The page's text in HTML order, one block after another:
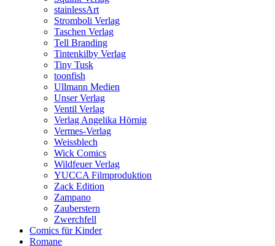
stainlessArt
Stromboli Verlag
Taschen Verlag
Tell Branding
Tintenkilby Verlag
Tiny Tusk
toonfish
Ullmann Medien
Unser Verlag
Ventil Verlag
Verlag Angelika Hörnig
Vermes-Verlag
Weissblech
Wick Comics
Wildfeuer Verlag
YUCCA Filmproduktion
Zack Edition
Zampano
Zauberstern
Zwerchfell
Comics für Kinder
Romane